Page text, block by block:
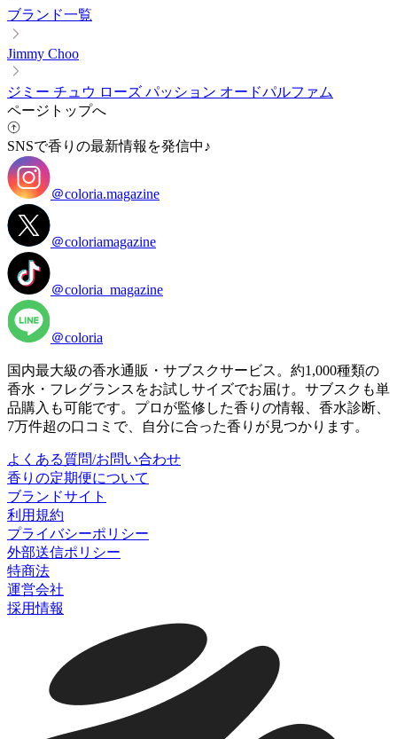
ブランド一覧
Jimmy Choo
ジミー チュウ ローズ パッション オードパルファム
ページトップへ
SNSで香りの最新情報を発信中♪
＠coloria.magazine
＠coloriamagazine
＠coloria_magazine
＠coloria
国内最大級の香水通販・サブスクサービス。約1,000種類の
香水・フレグランスをお試しサイズでお届け。サブスクも単
品購入も可能です。プロが監修した香りの情報、香水診断、
7万件超の口コミで、自分に合った香りが見つかります。
よくある質問/お問い合わせ
香りの定期便について
ブランドサイト
利用規約
プライバシーポリシー
外部送信ポリシー
特商法
運営会社
採用情報